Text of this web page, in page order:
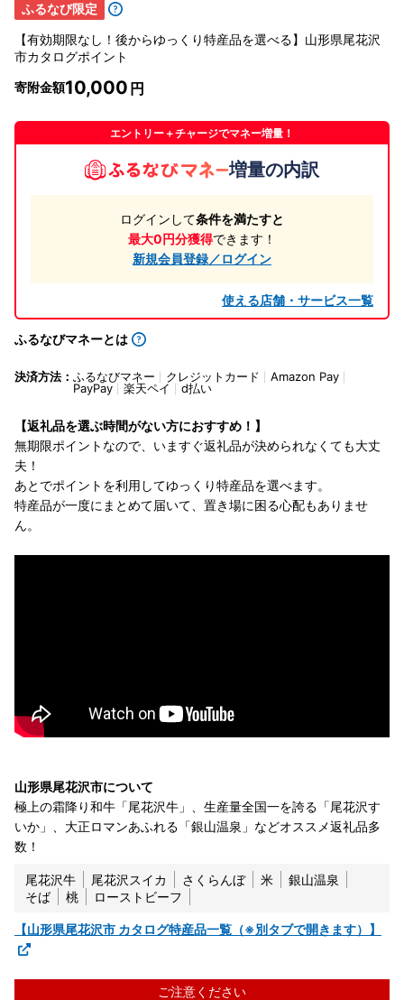
ふるなび限定
【有効期限なし！後からゆっくり特産品を選べる】山形県尾花沢
市カタログポイント
寄附金額10,000
エントリー＋チャージでマネー増量！
増量の内訳
ログインして条件を満たすと
最大0円分獲得できます！
新規会員登録／ログイン
使える店舗・サービス一覧
ふるなびマネーとは
決済方法： ふるなびマネー クレジットカード
Amazon Pay
PayPay
楽天ペイ d払い
【返礼品を選ぶ時間がない方におすすめ！】
無期限ポイントなので、いますぐ返礼品が決められなくても大丈
夫！
あとでポイントを利用してゆっくり特産品を選べます。
特産品が一度にまとめて届いて、置き場に困る心配もありませ
ん。
山形県尾花沢市について
極上の霜降り和牛「尾花沢牛」、生産量全国一を誇る「尾花沢す
いか」、大正ロマンあふれる「銀山温泉」などオススメ返礼品多
数！
尾花沢牛 尾花沢スイカ さくらんぼ 米
銀山温泉
そば
桃 ローストビーフ
【山形県尾花沢市 カタログ特産品一覧（※別タブで開きます）】
ご注意ください